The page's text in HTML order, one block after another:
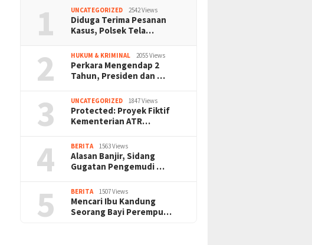
1 UNCATEGORIZED 2542 Views
Diduga Terima Pesanan
Kasus, Polsek Tela…
2 HUKUM & KRIMINAL 2055 Views
Perkara Mengendap 2
Tahun, Presiden dan …
3 UNCATEGORIZED 1847 Views
Protected: Proyek Fiktif
Kementerian ATR…
4 BERITA 1563 Views
Alasan Banjir, Sidang
Gugatan Pengemudi …
5 BERITA 1507 Views
Mencari Ibu Kandung
Seorang Bayi Perempu…